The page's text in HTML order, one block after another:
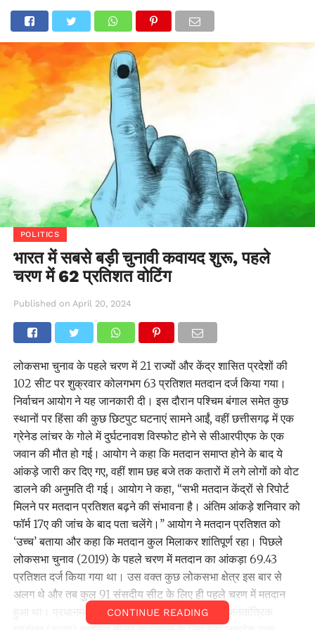
POLITICS
भारत में सबसे बड़ी चुनावी कवायद शुरू, पहले
चरण में 62 प्रतिशत वोटिंग
Published on April 20, 2024
लोकसभा चुनाव के पहले चरण में 21 राज्यों और केंद्र शासित प्रदेशों की
102 सीट पर शुक्रवार कोलगभग 63 प्रतिशत मतदान दर्ज किया गया।
निर्वाचन आयोग ने यह जानकारी दी। इस दौरान पश्चिम बंगाल समेत कुछ
स्थानों पर हिंसा की कुछ छिटपुट घटनाएं सामने आईं, वहीं छत्तीसगढ़ में एक
ग्रेनेड लांचर के गोले में दुर्घटनावश विस्फोट होने से सीआरपीएफ के एक
जवान की मौत हो गई। आयोग ने कहा कि मतदान समाप्त होने के बाद ये
आंकड़े जारी कर दिए गए, वहीं शाम छह बजे तक कतारों में लगे लोगों को वोट
डालने की अनुमति दी गई। आयोग ने कहा, ‘‘सभी मतदान केंद्रों से रिपोर्ट
मिलने पर मतदान प्रतिशत बढ़ने की संभावना है। अंतिम आंकड़े शनिवार को
फॉर्म 17ए की जांच के बाद पता चलेंगे।’’ आयोग ने मतदान प्रतिशत को
‘उच्च’ बताया और कहा कि मतदान कुल मिलाकर शांतिपूर्ण रहा। पिछले
लोकसभा चुनाव (2019) के पहले चरण में मतदान का आंकड़ा 69.43
प्रतिशत दर्ज किया गया था। उस वक्त कुछ लोकसभा क्षेत्र इस बार से
अलग थे और तब कुल 91 संसदीय सीट के लिए ही पहले चरण में मतदान
हुआ था। प्रधानमंत्री नरेन्द्र मोदी के नेतृत्व में राष्ट्रीय जनतांत्रिक
CONTINUE READING